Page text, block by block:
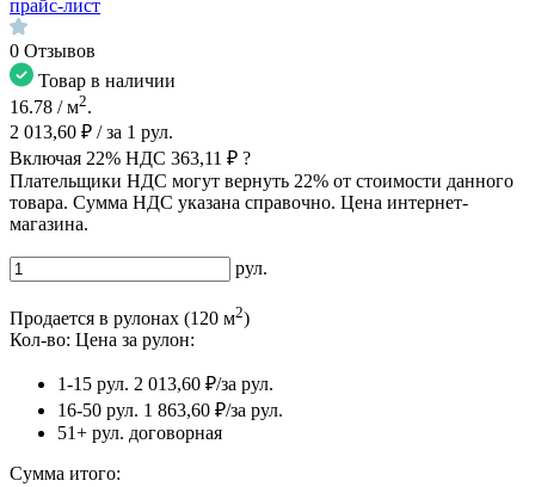
прайс-лист
0 Отзывов
Товар в наличии
16.78 / м2.
2 013,60 ₽ / за 1 рул.
Включая 22% НДС 363,11 ₽ ?
Плательщики НДС могут вернуть 22% от стоимости данного
товара. Сумма НДС указана справочно. Цена интернет-
магазина.
рул.
Продается в рулонах (120 м2)
Кол-во: Цена за рулон:
1-15 рул. 2 013,60 ₽/за рул.
16-50 рул. 1 863,60 ₽/за рул.
51+ рул. договорная
Сумма итого: